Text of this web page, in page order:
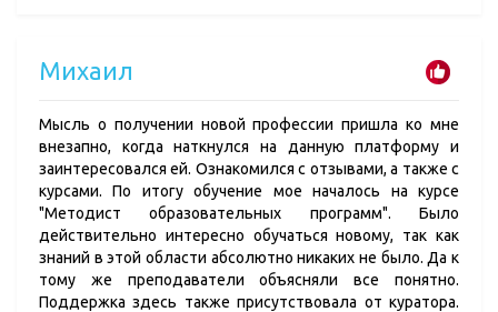
Михаил
Мысль о получении новой профессии пришла ко мне
внезапно, когда наткнулся на данную платформу и
заинтересовался ей. Ознакомился с отзывами, а также с
курсами. По итогу обучение мое началось на курсе
"Методист образовательных программ". Было
действительно интересно обучаться новому, так как
знаний в этой области абсолютно никаких не было. Да к
тому же преподаватели объясняли все понятно.
Поддержка здесь также присутствовала от куратора.